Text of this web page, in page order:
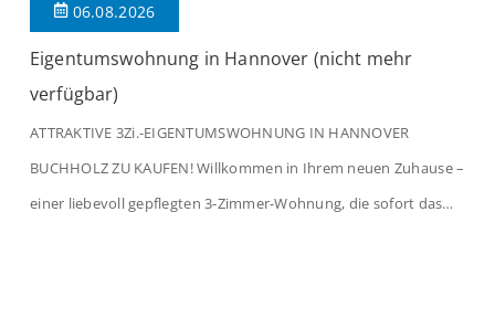
06.08.2026
Eigentumswohnung in Hannover (nicht mehr
verfügbar)
ATTRAKTIVE 3Zi.-EIGENTUMSWOHNUNG IN HANNOVER
BUCHHOLZ ZU KAUFEN! Willkommen in Ihrem neuen Zuhause –
einer liebevoll gepflegten 3-Zimmer-Wohnung, die sofort das